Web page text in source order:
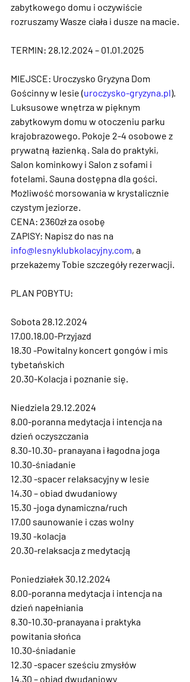
zabytkowego domu i oczywiście
rozruszamy Wasze ciała i dusze na macie.
TERMIN: 28.12.2024 – 01.01.2025
MIEJSCE: Uroczysko Gryżyna Dom
Gościnny w lesie (uroczysko-gryzyna.pl).
Luksusowe wnętrza w pięknym
zabytkowym domu w otoczeniu parku
krajobrazowego. Pokoje 2-4 osobowe z
prywatną łazienką. Sala do praktyki,
Salon kominkowy i Salon z sofami i
fotelami. Sauna dostępna dla gości.
Możliwość morsowania w krystalicznie
czystym jeziorze.
CENA: 2360zł za osobę
ZAPISY: Napisz do nas na
info@lesnyklubkolacyjny.com, a
przekażemy Tobie szczegóły rezerwacji.
PLAN POBYTU:
Sobota 28.12.2024
17.00.18.00-Przyjazd
18.30 -Powitalny koncert gongów i mis
tybetańskich
20.30-Kolacja i poznanie się.
Niedziela 29.12.2024
8.00-poranna medytacja i intencja na
dzień oczyszczania
8.30-10.30- pranayana i łagodna joga
10.30-śniadanie
12.30 -spacer relaksacyjny w lesie
14.30 – obiad dwudaniowy
15.30 -joga dynamiczna/ruch
17.00 saunowanie i czas wolny
19.30 -kolacja
20.30-relaksacja z medytacją
Poniedziałek 30.12.2024
8.00-poranna medytacja i intencja na
dzień napełniania
8.30-10.30-pranayana i praktyka
powitania słońca
10.30-śniadanie
12.30 -spacer sześciu zmysłów
14.30 – obiad dwudaniowy